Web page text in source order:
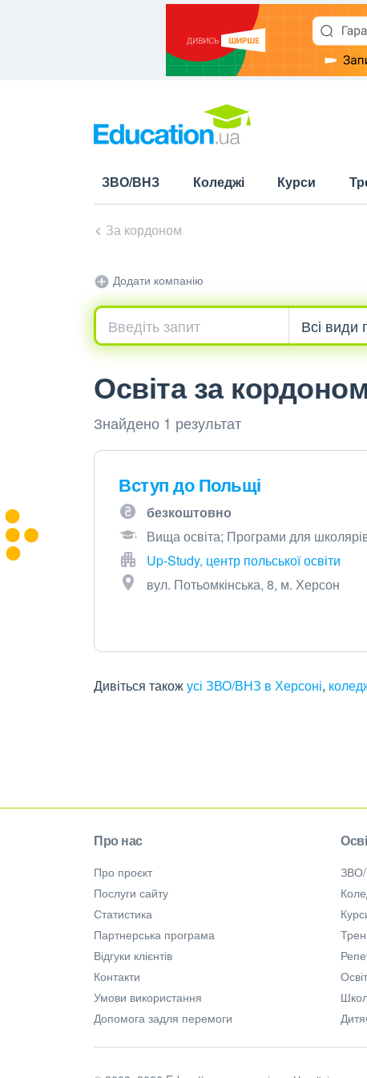
ЗВО/ВНЗ Коледжі Курси
За кордоном
Додати компанію
Освіта за
Знайдено 1 результат
Вступ до Польщі
безкоштовно
Вища освіта; Програми для
Up-Study, центр польської освіти
вул. Потьомкінська, 8, м. Херсон
Дивіться такожусі ЗВО/ВНЗ в Херсоні,
Про нас
Про проєкт
Послуги сайту
Статистика
Партнерська програма
Відгуки клієнтів
Контакти
Умови використання
Допомога задля перемоги